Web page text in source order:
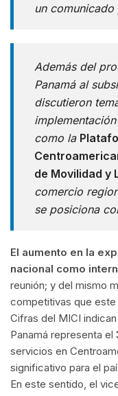
un
Además del
Panamá al
discutieron
como la
de Movilidad y
comercio
se posiciona
El aumento en la
nacional como
reunión; y del mismo
competitivas que este
Cifras del MICI
Panamá representa el
servicios en
significativo para el
En este sentido, el